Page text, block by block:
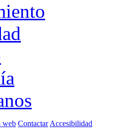
web Contactar Accesibilidad